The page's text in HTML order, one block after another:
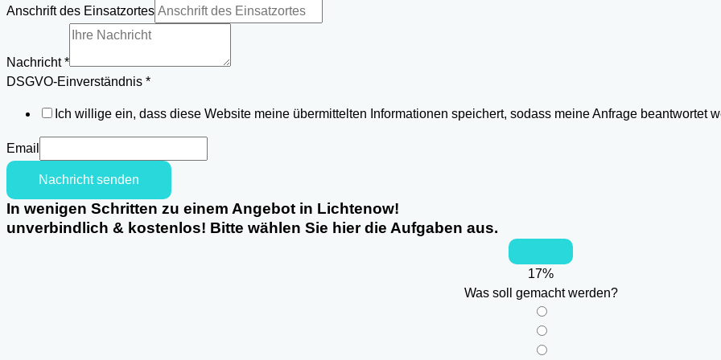
Anschrift des Einsatzortes
Nachricht*
DSGVO-
Name
Telefon
DSGVO-Einverständnis *
Ich willige ein, dass diese Website meine übermittelten Informationen speichert, sodass meine Anfrage beantwortet
Email
Nachricht senden
In wenigen Schritten zu einem Angebot in Lichtenow!
unverbindlich & kostenlos! Bitte wählen Sie hier die Aufgaben aus.
17%
Was soll gemacht werden?